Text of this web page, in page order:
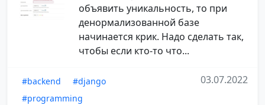
объявить уникальность, то при
денормализованной базе
начинается крик. Надо сделать так,
чтобы если кто-то что...
#backend
#django
#programming
03.07.2022